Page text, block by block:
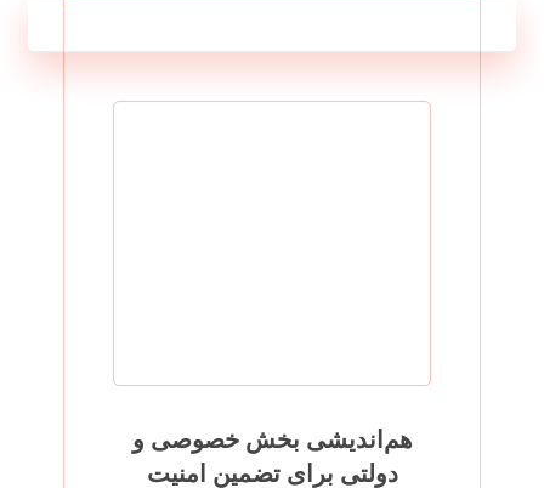
هم‌اندیشی بخش خصوصی و
دولتی برای تضمین امنیت